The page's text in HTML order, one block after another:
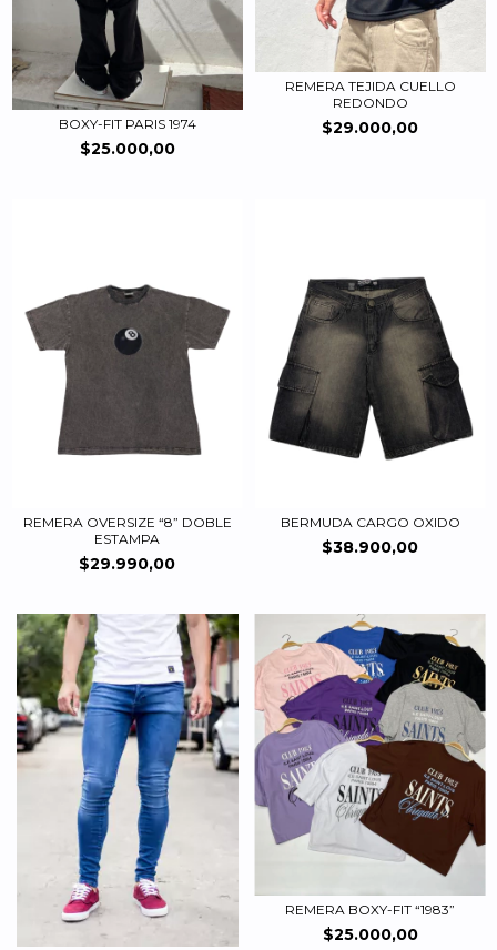
BOXY-FIT PARIS 1974
$25.000,00
REMERA TEJIDA CUELLO
REDONDO
$29.000,00
REMERA OVERSIZE “8” DOBLE
ESTAMPA
$29.990,00
BERMUDA CARGO OXIDO
$38.900,00
REMERA BOXY-FIT “1983”
$25.000,00